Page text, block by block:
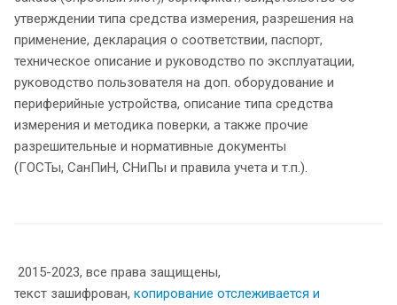
утверждении типа средства измерения, разрешения на
применение, декларация о соответствии, паспорт,
техническое описание и руководство по эксплуатации,
руководство пользователя на доп. оборудование и
периферийные устройства, описание типа средства
измерения и методика поверки, а также прочие
разрешительные и нормативные документы
(ГОСТы, СанПиН, СНиПы и правила учета и т.п.).
2015-2023, все права защищены,
текст зашифрован, копирование отслеживается и